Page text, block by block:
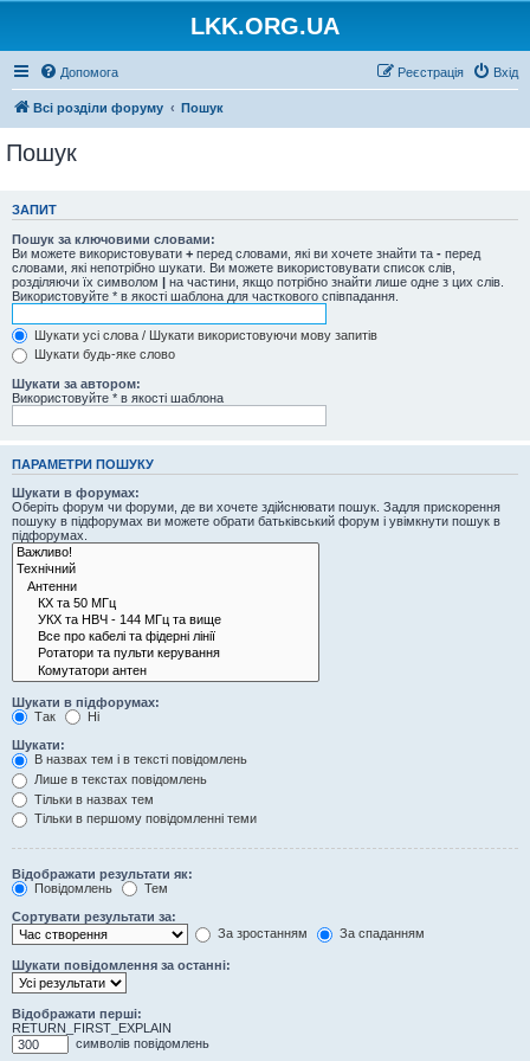
LKK.ORG.UA
Допомога Вхід
Реєстрація
Всі розділи форуму Пошук
Пошук
ЗАПИТ
Пошук за ключовими словами:
Ви можете використовувати + перед словами, які ви хочете знайти та - перед
словами, які непотрібно шукати. Ви можете використовувати список слів,
розділяючи їх символом | на частини, якщо потрібно знайти лише одне з цих слів.
Використовуйте * в якості шаблона для часткового співпадання.
Шукати усі слова / Шукати використовуючи мову запитів
Шукати будь-яке слово
Шукати за автором:
Використовуйте * в якості шаблона
ПАРАМЕТРИ ПОШУКУ
Шукати в форумах:
Оберіть форум чи форуми, де ви хочете здійснювати пошук. Задля прискорення
пошуку в підфорумах ви можете обрати батьківський форум і увімкнути пошук в
підфорумах.
Шукати в підфорумах:
Так
Ні
Шукати:
В назвах тем і в тексті повідомлень
Лише в текстах повідомлень
Тільки в назвах тем
Тільки в першому повідомленні теми
Відображати результати як:
Повідомлень
Тем
Сортувати результати за:
За зростанням
За спаданням
Шукати повідомлення за останні:
Відображати перші:
RETURN_FIRST_EXPLAIN
символів повідомлень